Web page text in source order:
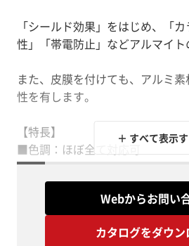
「シールド効果」をはじめ、「
性」「帯電防止」などアルマイト
また、皮膜を付けても、アルミ
性を有します。
【特長】
■色調：ほぼ全て対応可
■硬度：380～450HV
■耐摩耗性：100ds/μm前後
■皮膜抵抗値：10⁰～10⁻² Ω（4端
■シールド性：0.1MHz～1GHzの
と同程度 ※但し、合金種によって
＋ すべて表示
Webからお問い
カタログをダウン